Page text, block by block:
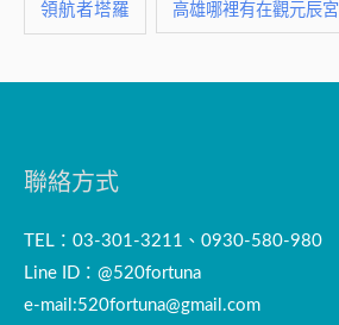
領航者塔羅 高雄哪裡有在觀元辰宮
聯絡方式
TEL：03-301-3211、0930-580-980
Line ID：@520fortuna
e-mail:520fortuna@gmail.com